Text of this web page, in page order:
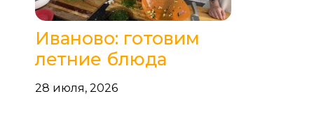
Иваново: готовим
летние блюда
28 июля, 2026